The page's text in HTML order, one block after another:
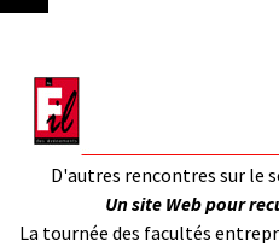
D'autres rencontres sur le
Un site Web pour
La tournée des facultés